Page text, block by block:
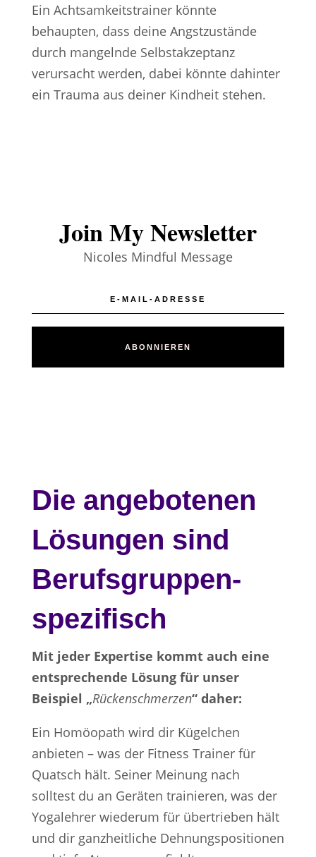
Ein Achtsamkeitstrainer könnte
behaupten, dass deine Angstzustände
durch mangelnde Selbstakzeptanz
verursacht werden, dabei könnte dahinter
ein Trauma aus deiner Kindheit stehen.
Join My Newsletter
Nicoles Mindful Message
ABONNIEREN
Die angebotenen
Lösungen sind
Berufsgruppen-
spezifisch
Mit jeder Expertise kommt auch eine
entsprechende Lösung für unser
Beispiel „Rückenschmerzen“ daher:
Ein Homöopath wird dir Kügelchen
anbieten – was der Fitness Trainer für
Quatsch hält. Seiner Meinung nach
solltest du an Geräten trainieren, was der
Yogalehrer wiederum für übertrieben hält
und dir ganzheitliche Dehnungspositionen